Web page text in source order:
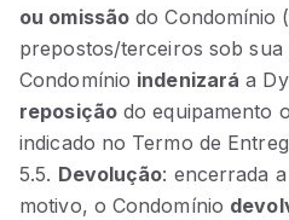
ou omissão do Condomínio
prepostos/terceiros sob sua
Condomínio indenizará a
reposiçãodo equipamento
indicado no Termo de
5.5. Devolução: encerrada
motivo, o Condomínio